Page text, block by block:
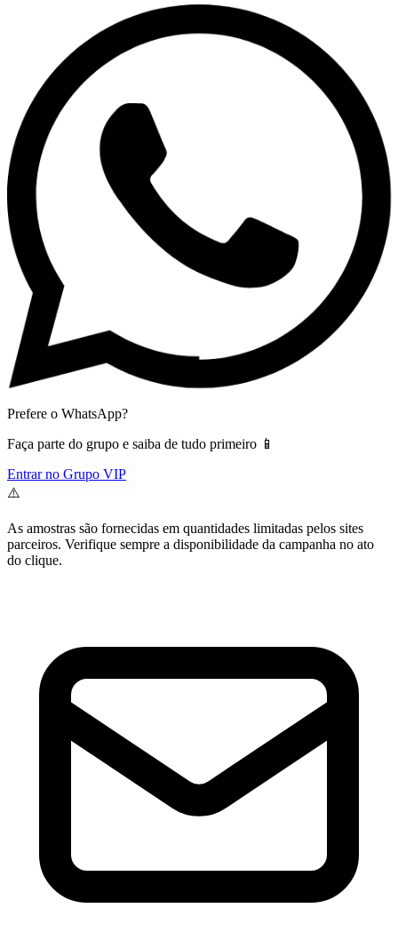
Prefere o WhatsApp?
Faça parte do grupo e saiba de tudo primeiro 📱
Entrar no Grupo VIP
⚠️
As amostras são fornecidas em quantidades limitadas pelos sites
parceiros. Verifique sempre a disponibilidade da campanha no ato
do clique.